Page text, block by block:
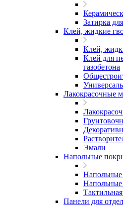
Затирка
Клей, жидкие
Клей,
Клей для
газобетона
Лакокрасочные
Эмали
Напольные
Панели для